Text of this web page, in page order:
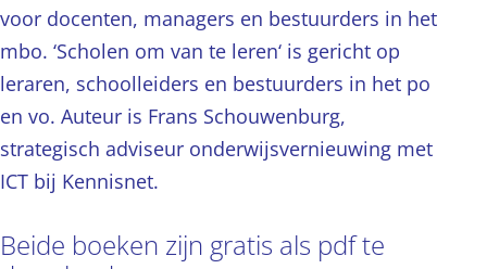
voor docenten, managers en bestuurders in het
mbo. ‘Scholen om van te leren‘ is gericht op
leraren, schoolleiders en bestuurders in het po
en vo. Auteur is Frans Schouwenburg,
strategisch adviseur onderwijsvernieuwing met
ICT bij Kennisnet.
Beide boeken zijn gratis als pdf te